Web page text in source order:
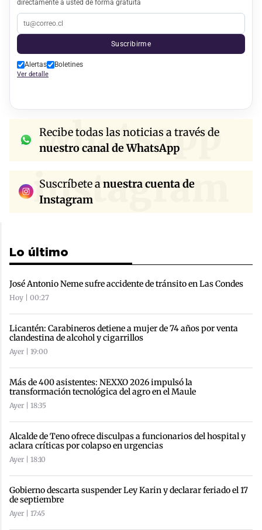
directamente a usted de forma gratuita
Suscribirme
Alertas Boletines
Ver detalle
whatsapp
Recibe todas las noticias a través de
nuestro canal de WhatsApp
instagram
Suscríbete anuestra cuenta de
Instagram
Lo último
José Antonio Neme sufre accidente de tránsito en Las Condes
Hoy | 00:27
Licantén: Carabineros detiene a mujer de 74 años por venta
clandestina de alcohol y cigarrillos
Ayer | 19:00
Más de 400 asistentes: NEXXO 2026 impulsó la
transformación tecnológica del agro en el Maule
Ayer | 18:35
Alcalde de Teno ofrece disculpas a funcionarios del hospital y
aclara críticas por colapso en urgencias
Ayer | 18:10
Gobierno descarta suspender Ley Karin y declarar feriado el 17
de septiembre
Ayer | 17:45